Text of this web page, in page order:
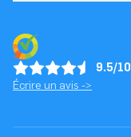
9.5/10
Écrire un avis ->